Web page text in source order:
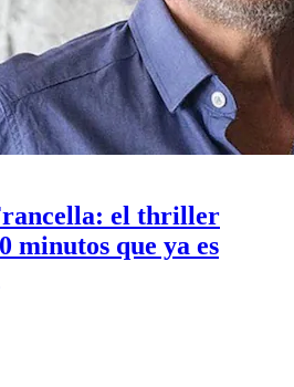
el thriller
minutos que ya es